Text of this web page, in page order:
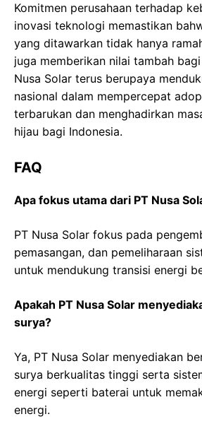
Komitmen perusahaan terhadap
inovasi teknologi memastikan
yang ditawarkan tidak hanya
juga memberikan nilai tambah
Nusa Solar terus berupaya
nasional dalam mempercepat
terbarukan dan menghadirkan
hijau bagi Indonesia.
FAQ
Apa fokus utama dari PT Nusa
PT Nusa Solar fokus pada
pemasangan, dan pemeliharaan
untuk mendukung transisi energi
Apakah PT Nusa Solar
surya?
Ya, PT Nusa Solar menyediakan
surya berkualitas tinggi serta
energi seperti baterai untuk
energi.